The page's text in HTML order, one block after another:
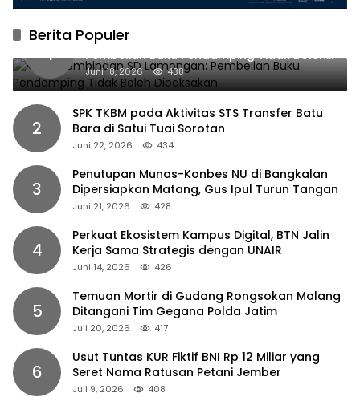
Berita Populer
1
Kabid Pembinaan SD Lamongan:
Pembelian Buku Pendamping Tidak Boleh
Dipaksakan
Juni 18, 2026 438
2
SPK TKBM pada Aktivitas STS Transfer Batu
Bara di Satui Tuai Sorotan
Juni 22, 2026 434
3
Penutupan Munas-Konbes NU di Bangkalan
Dipersiapkan Matang, Gus Ipul Turun Tangan
Juni 21, 2026 428
4
Perkuat Ekosistem Kampus Digital, BTN Jalin
Kerja Sama Strategis dengan UNAIR
Juni 14, 2026 426
5
Temuan Mortir di Gudang Rongsokan Malang
Ditangani Tim Gegana Polda Jatim
Juli 20, 2026 417
6
Usut Tuntas KUR Fiktif BNI Rp 12 Miliar yang
Seret Nama Ratusan Petani Jember
Juli 9, 2026 408